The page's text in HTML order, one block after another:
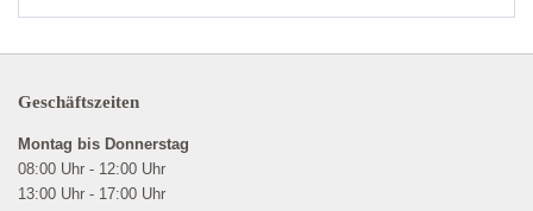
Geschäftszeiten
Montag bis Donnerstag
08:00 Uhr - 12:00 Uhr
13:00 Uhr - 17:00 Uhr